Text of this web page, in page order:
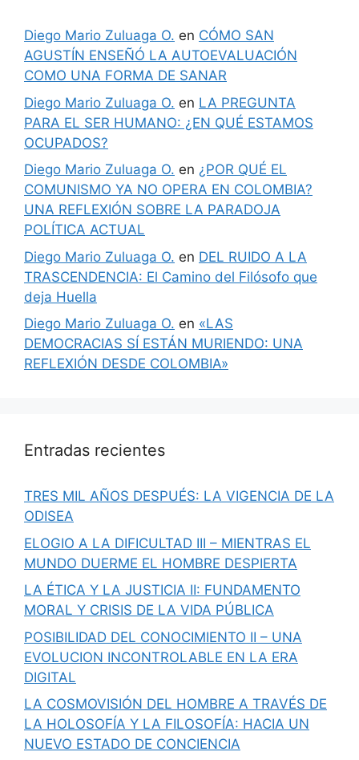
Diego Mario Zuluaga O. en CÓMO SAN
AGUSTÍN ENSEÑÓ LA AUTOEVALUACIÓN
COMO UNA FORMA DE SANAR
Diego Mario Zuluaga O. en LA PREGUNTA
PARA EL SER HUMANO: ¿EN QUÉ ESTAMOS
OCUPADOS?
Diego Mario Zuluaga O. en ¿POR QUÉ EL
COMUNISMO YA NO OPERA EN COLOMBIA?
UNA REFLEXIÓN SOBRE LA PARADOJA
POLÍTICA ACTUAL
Diego Mario Zuluaga O. en DEL RUIDO A LA
TRASCENDENCIA: El Camino del Filósofo que
deja Huella
Diego Mario Zuluaga O. en «LAS
DEMOCRACIAS SÍ ESTÁN MURIENDO: UNA
REFLEXIÓN DESDE COLOMBIA»
Entradas recientes
TRES MIL AÑOS DESPUÉS: LA VIGENCIA DE LA
ODISEA
ELOGIO A LA DIFICULTAD III – MIENTRAS EL
MUNDO DUERME EL HOMBRE DESPIERTA
LA ÉTICA Y LA JUSTICIA II: FUNDAMENTO
MORAL Y CRISIS DE LA VIDA PÚBLICA
POSIBILIDAD DEL CONOCIMIENTO II – UNA
EVOLUCION INCONTROLABLE EN LA ERA
DIGITAL
LA COSMOVISIÓN DEL HOMBRE A TRAVÉS DE
LA HOLOSOFÍA Y LA FILOSOFÍA: HACIA UN
NUEVO ESTADO DE CONCIENCIA